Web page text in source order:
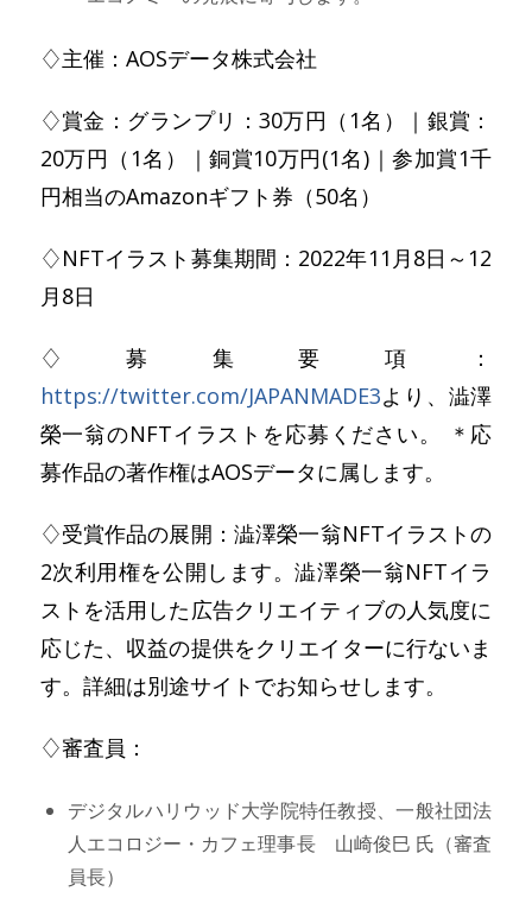
♢主催：AOSデータ株式会社
♢賞金：グランプリ：30万円（1名）｜銀賞：
20万円（1名）｜銅賞10万円(1名)｜参加賞1千
円相当のAmazonギフト券（50名）
♢NFTイラスト募集期間：2022年11月8日～12
月8日
♢募集要項：
https://twitter.com/JAPANMADE3より、澁澤
榮一翁のNFTイラストを応募ください。 ＊応
募作品の著作権はAOSデータに属します。
♢受賞作品の展開：澁澤榮一翁NFTイラストの
2次利用権を公開します。澁澤榮一翁NFTイラ
ストを活用した広告クリエイティブの人気度に
応じた、収益の提供をクリエイターに行ないま
す。詳細は別途サイトでお知らせします。
♢審査員：
デジタルハリウッド大学院特任教授、一般社団法
人エコロジー・カフェ理事長 山崎俊巳 氏（審査
員長）